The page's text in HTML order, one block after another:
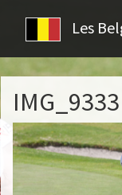
Les
IMG_9333